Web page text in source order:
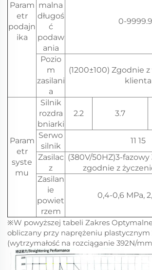
Param
etr
podajn
ika
malna
długoś
ć
podaw
ania
0-
Pozio
m
zasilani
a
(1200±100) Zgodnie
klienta
Param
etr
syste
mu
Silnik
rozdra
bniarki
2.2 3.7
Serwo
silnik
11 15
Zasilac
z
(380V/50HZ)3-
zgodnie z
Zasilan
ie
powiet
rzem
0,4-0,6 MPa,
※W powyższej tabeli Zakres
obliczany przy naprężeniu plastycznym
(wytrzymałość na rozciąganie 392N/